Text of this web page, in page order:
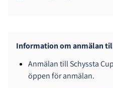
Information om anmälan
Anmälan till Schyssta
öppen för anmälan.